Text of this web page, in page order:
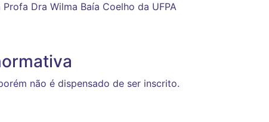
Dra Wilma Baía Coelho da UFPA
não é dispensado de ser inscrito.